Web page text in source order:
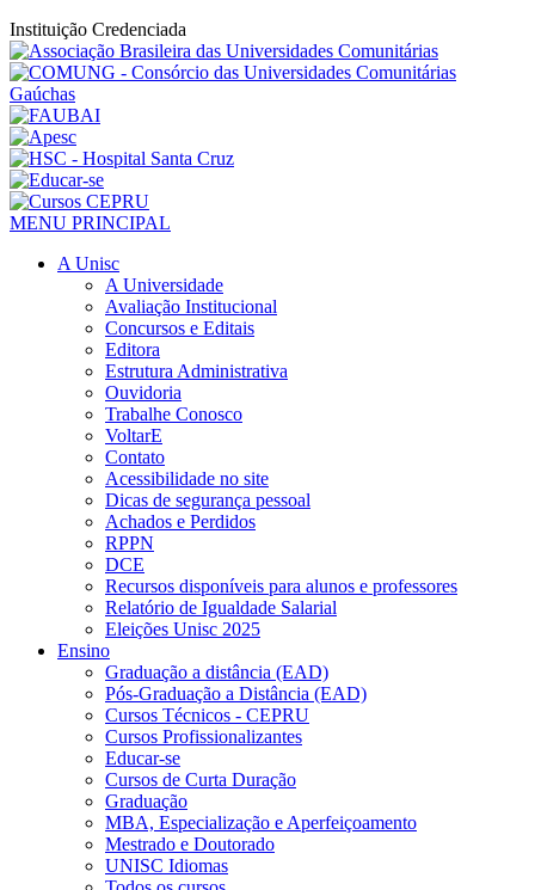
Instituição Credenciada
MENU PRINCIPAL
A Unisc
A Universidade
Avaliação Institucional
Concursos e Editais
Editora
Estrutura Administrativa
Ouvidoria
Trabalhe Conosco
VoltarE
Contato
Acessibilidade no site
Dicas de segurança pessoal
Achados e Perdidos
RPPN
DCE
Recursos disponíveis para alunos e professores
Relatório de Igualdade Salarial
Eleições Unisc 2025
Ensino
Graduação a distância (EAD)
Pós-Graduação a Distância (EAD)
Cursos Técnicos - CEPRU
Cursos Profissionalizantes
Educar-se
Cursos de Curta Duração
Graduação
MBA, Especialização e Aperfeiçoamento
Mestrado e Doutorado
UNISC Idiomas